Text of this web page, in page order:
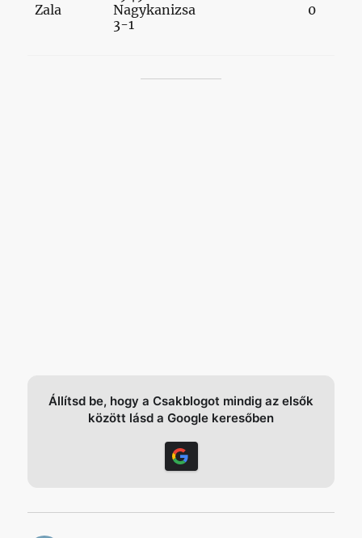
Zala
Nagykanizsa
3-1
0
Állítsd be, hogy a Csakblogot mindig az elsők
között lásd a Google keresőben